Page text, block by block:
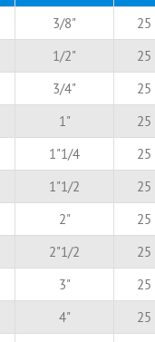
3/8" 25
1/2" 25
3/4" 25
1" 25
1"1/4 25
1"1/2 25
2" 25
2"1/2 25
3" 25
4" 25